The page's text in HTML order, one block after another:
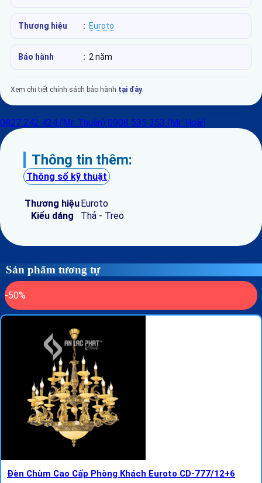
Thương hiệu : Euroto
Bảo hành : 2 năm
Xem chi tiết chính sách bảo hành tại đây.
0827 242 424 (Mr. Thuận) 0908 535 353 (Mr. Hoài)
Thông tin thêm:
Thông số kỹ thuật
Thương hiệuEuroto
Kiểu dáng
Thả - Treo
Sản phẩm tương tự
-50%
Đèn Chùm Cao Cấp Phòng Khách Euroto CD-777/12+6